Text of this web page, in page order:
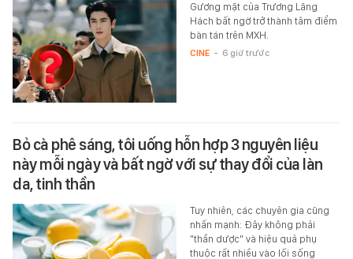
Gương mặt của Trương Lăng
Hách bất ngờ trở thành tâm điểm
bàn tán trên MXH.
CINE - 6 giờ trước
Bỏ cà phê sáng, tôi uống hỗn hợp 3 nguyên liệu
này mỗi ngày và bất ngờ với sự thay đổi của làn
da, tinh thần
Tuy nhiên, các chuyên gia cũng
nhấn mạnh: Đây không phải
"thần dược" và hiệu quả phụ
thuộc rất nhiều vào lối sống